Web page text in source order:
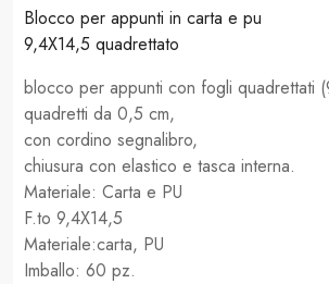
Blocco per appunti in carta e pu
9,4X14,5 quadrettato
blocco per appunti con fogli quadrettati
quadretti da 0,5 cm,
con cordino segnalibro,
chiusura con elastico e tasca interna.
Materiale: Carta e PU
F.to 9,4X14,5
Materiale:carta, PU
Imballo: 60 pz.